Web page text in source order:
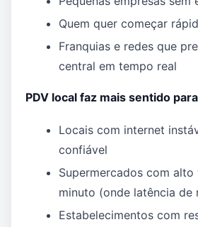
Quem quer começar
Franquias e redes que
central em tempo real
PDV local faz mais sentido
Locais com internet
confiável
Supermercados com
minuto (onde latência de
Estabelecimentos com